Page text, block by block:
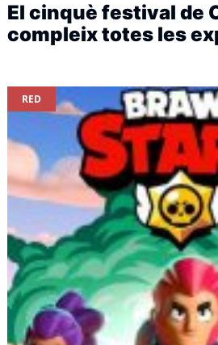
El cinquè festival de
compleix totes les
RED